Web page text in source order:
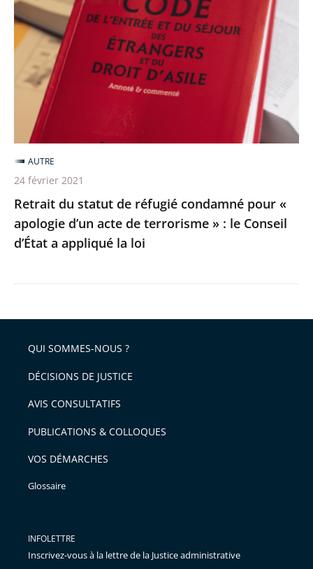
statut
de
réfugié
condamné
pour
apologie
d’un
acte
de
terrorisme
»
:
a
appliqué
Retrait du statut de réfugié condamné pour «
apologie d’un acte de terrorisme » : le Conseil
d’État a appliqué la loi
AUTRE
24 février 2021
QUI SOMMES-NOUS ?
DÉCISIONS DE JUSTICE
AVIS CONSULTATIFS
PUBLICATIONS & COLLOQUES
VOS DÉMARCHES
Glossaire
INFOLETTRE
Inscrivez-vous à la lettre de la Justice administrative